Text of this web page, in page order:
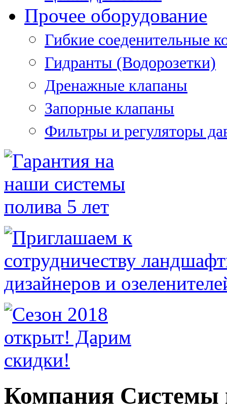
Прочее оборудование
Гибкие соеденительные
Гидранты (Водорозетки)
Дренажные клапаны
Запорные клапаны
Фильтры и регуляторы
Компания Системы